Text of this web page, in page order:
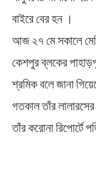
বাইরে বের হন ।
আজ ২৭ মে সকালে
কেশপুর ব্লকের
শ্রমিক বলে জানা
গতকাল তাঁর
তাঁর করোনা রিপোর্টে